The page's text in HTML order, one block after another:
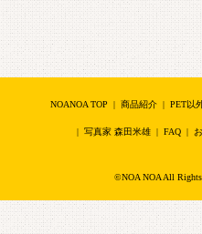
NOANOA TOP | 商品紹介| PET以
| 写真家 森田米雄 | FAQ |
©NOA NOA All